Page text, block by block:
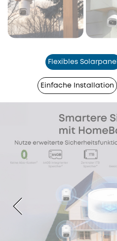
Flexibles Solarpanel
Einfache Installation